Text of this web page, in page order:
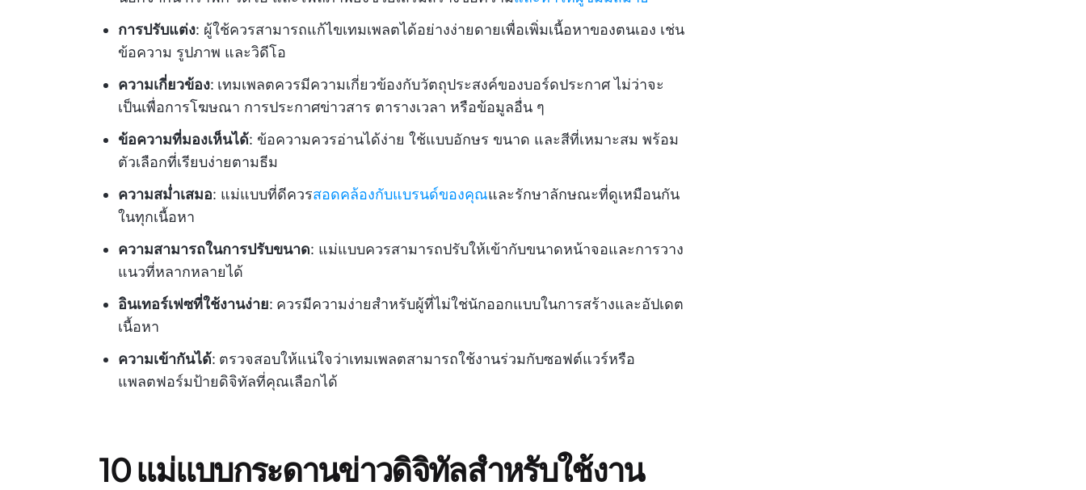
การปรับแต่ง: ผู้ใช้ควรสามารถแก้ไขเทมเพลตได้อย่างง่ายดายเพื่อเพิ่มเนื้อหาของตนเอง เช่น
ข้อความ รูปภาพ และวิดีโอ
ความเกี่ยวข้อง: เทมเพลตควรมีความเกี่ยวข้องกับวัตถุประสงค์ของบอร์ดประกาศ ไม่ว่าจะ
เป็นเพื่อการโฆษณา การประกาศข่าวสาร ตารางเวลา หรือข้อมูลอื่น ๆ
ข้อความที่มองเห็นได้: ข้อความควรอ่านได้ง่าย ใช้แบบอักษร ขนาด และสีที่เหมาะสม พร้อม
ตัวเลือกที่เรียบง่ายตามธีม
ความสม่ำเสมอ: แม่แบบที่ดีควรสอดคล้องกับแบรนด์ของคุณและรักษาลักษณะที่ดูเหมือนกัน
ในทุกเนื้อหา
ความสามารถในการปรับขนาด: แม่แบบควรสามารถปรับให้เข้ากับขนาดหน้าจอและการวาง
แนวที่หลากหลายได้
อินเทอร์เฟซที่ใช้งานง่าย: ควรมีความง่ายสำหรับผู้ที่ไม่ใช่นักออกแบบในการสร้างและอัปเดต
เนื้อหา
ความเข้ากันได้: ตรวจสอบให้แน่ใจว่าเทมเพลตสามารถใช้งานร่วมกับซอฟต์แวร์หรือ
แพลตฟอร์มป้ายดิจิทัลที่คุณเลือกได้
10 แม่แบบกระดานข่าวดิจิทัลสำหรับใช้งาน